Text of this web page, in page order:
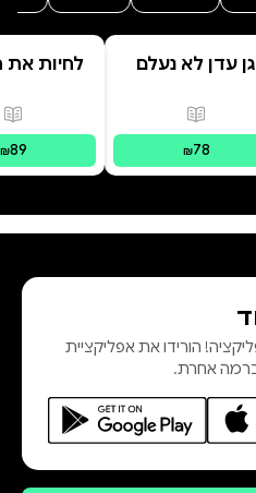
מודפס, דיגיטלי
גן עדן לא נעלם
פורמטים זמינים מודפס
₪78
לחיות את
₪89
הורידו את אפליקציית
ברמה אחרת.